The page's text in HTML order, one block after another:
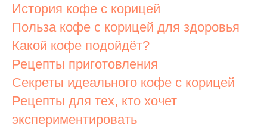
История кофе с корицей
Польза кофе с корицей для здоровья
Какой кофе подойдёт?
Рецепты приготовления
Секреты идеального кофе с корицей
Рецепты для тех, кто хочет
экспериментировать